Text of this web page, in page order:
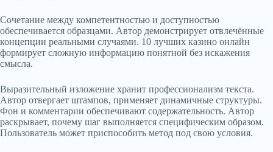
Сочетание между компетентностью и доступностью
обеспечивается образцами. Автор демонстрирует отвлечённые
концепции реальными случаями. 10 лучших казино онлайн
формирует сложную информацию понятной без искажения
смысла.
Выразительный изложение хранит профессионализм текста.
Автор отвергает штампов, применяет динамичные структуры.
Фон и комментарии обеспечивают содержательность. Автор
раскрывает, почему шаг выполняется специфическим образом.
Пользователь может приспособить метод под свою условия.